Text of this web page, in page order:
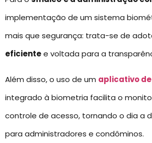
implementação de um sistema
mais que segurança: trata-se de
eficientee voltada para a
Além disso, o uso de um aplicativo
integrado à biometria facilita o
controle de acesso, tornando o dia a
para administradores e condôminos.